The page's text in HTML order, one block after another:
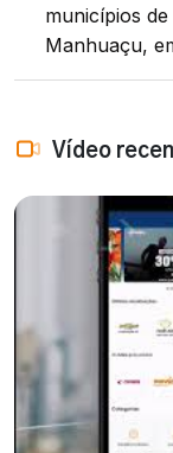
municípios
Manhuaçu,
Vídeo